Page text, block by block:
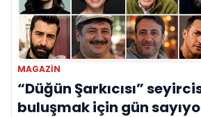
MAGAZIN
“Düğün Şarkıcısı”
buluşmak için gün